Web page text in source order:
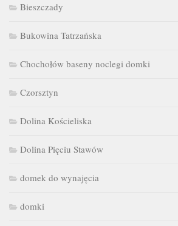
Bieszczady
Bukowina Tatrzańska
Chochołów baseny noclegi domki
Czorsztyn
Dolina Kościeliska
Dolina Pięciu Stawów
domek do wynajęcia
domki